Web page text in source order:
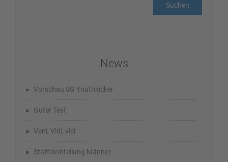
News
Vorschau SG Youthkicker
Guter Test
Veni, Vidi, vici
Staffeleinteilung Männer